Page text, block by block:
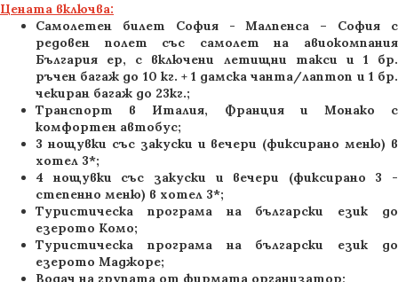
Цената включва:
Самолетен билет София - Малпенса – София с
редовен полет със самолет на авиокомпания
България ер, с включени летищни такси и 1 бр.
ръчен багаж до 10 кг. + 1 дамска чанта/лаптоп и 1 бр.
чекиран багаж до 23кг.;
Транспорт в Италия, Франция и Монако с
комфортен автобус;
3 нощувки със закуски и вечери (фиксирано меню) в
хотел 3*;
4 нощувки със закуски и вечери (фиксирано 3 -
степенно меню) в хотел 3*;
Туристическа програма на български език до
езерото Комо;
Туристическа програма на български език до
езерото Маджоре;
Водач на групата от фирмата организатор;